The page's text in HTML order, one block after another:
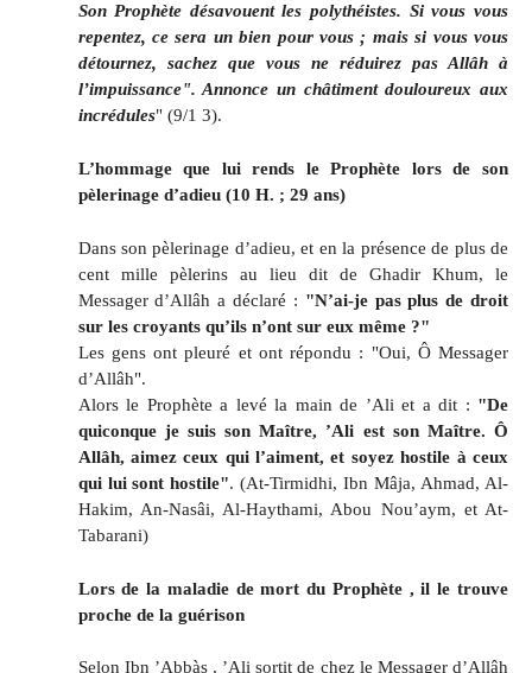
Son Prophète désavouent les polythéistes. Si vous vous
repentez, ce sera un bien pour vous ; mais si vous vous
détournez, sachez que vous ne réduirez pas Allâh à
l’impuissance". Annonce un châtiment douloureux aux
incrédules" (9/1 3).
L’hommage que lui rends le Prophète lors de son
pèlerinage d’adieu (10 H. ; 29 ans)
Dans son pèlerinage d’adieu, et en la présence de plus de
cent mille pèlerins au lieu dit de Ghadir Khum, le
Messager d’Allâh a déclaré : "N’ai-je pas plus de droit
sur les croyants qu’ils n’ont sur eux même ?"
Les gens ont pleuré et ont répondu : "Oui, Ô Messager
d’Allâh".
Alors le Prophète a levé la main de ’Ali et a dit : "De
quiconque je suis son Maître, ’Ali est son Maître. Ô
Allâh, aimez ceux qui l’aiment, et soyez hostile à ceux
qui lui sont hostile". (At-Tirmidhi, Ibn Mâja, Ahmad, Al-
Hakim, An-Nasâi, Al-Haythami, Abou Nou’aym, et At-
Tabarani)
Lors de la maladie de mort du Prophète , il le trouve
proche de la guérison
Selon Ibn ’Abbàs , ’Ali sortit de chez le Messager d’Allâh